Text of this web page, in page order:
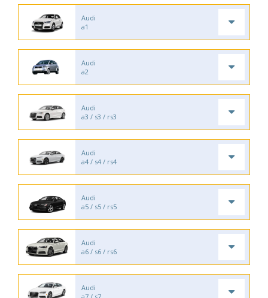
Audi
a1
Audi
a2
Audi
a3 / s3 / rs3
Audi
a4 / s4 / rs4
Audi
a5 / s5 / rs5
Audi
a6 / s6 / rs6
Audi